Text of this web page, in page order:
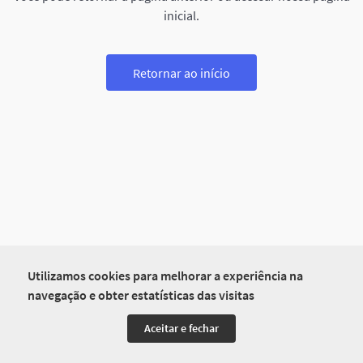
Utilizamos cookies para melhorar a experiência na
navegação e obter estatísticas das visitas
Aceitar e fechar
inicial.
Retornar ao início